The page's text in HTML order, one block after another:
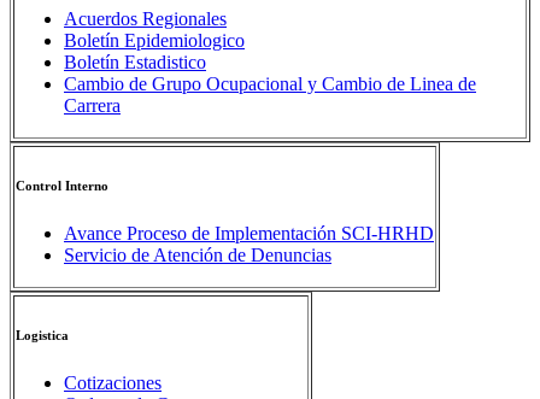
Acuerdos Regionales
Boletín Epidemiologico
Boletín Estadistico
Cambio de Grupo Ocupacional y Cambio de Linea de
Carrera
Control Interno
Avance Proceso de Implementación SCI-HRHD
Servicio de Atención de Denuncias
Logistica
Cotizaciones